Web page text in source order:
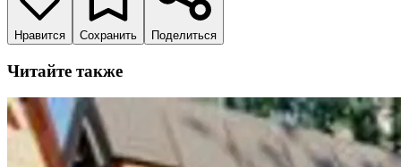
Нравится Сохранить Поделиться
Читайте также